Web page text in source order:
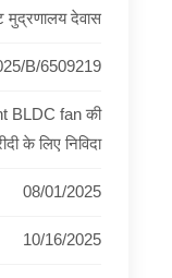
मुद्रणालय देवास
B/6509219
BLDC fan की
के लिए निविदा
08/01/2025
10/16/2025